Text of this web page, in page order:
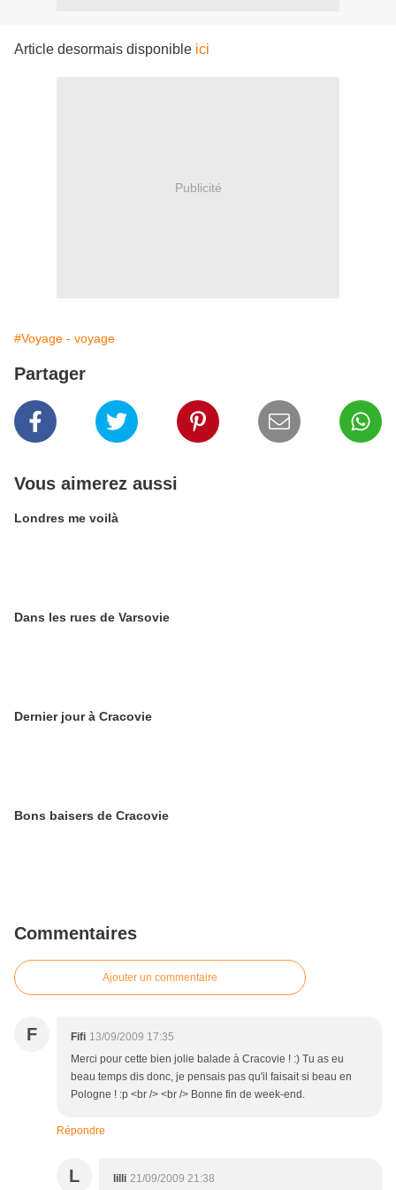
Article desormais disponible ici
Publicité
#Voyage - voyage
Partager
Vous aimerez aussi
Londres me voilà
Dans les rues de Varsovie
Dernier jour à Cracovie
Bons baisers de Cracovie
Commentaires
Ajouter un commentaire
F Fifi 13/09/2009 17:35
Merci pour cette bien jolie balade à Cracovie ! :) Tu as eu
beau temps dis donc, je pensais pas qu'il faisait si beau en
Pologne ! :p <br /> <br /> Bonne fin de week-end.
Répondre
L lilli 21/09/2009 21:38